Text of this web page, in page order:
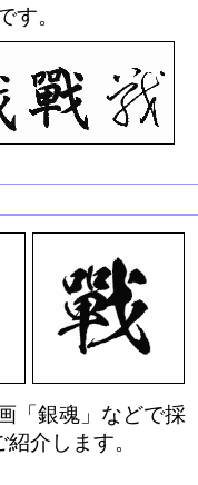
す。
「銀魂」などで採
介します。